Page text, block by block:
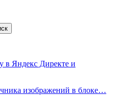
в Яндекс Директе и
изображений в блоке…